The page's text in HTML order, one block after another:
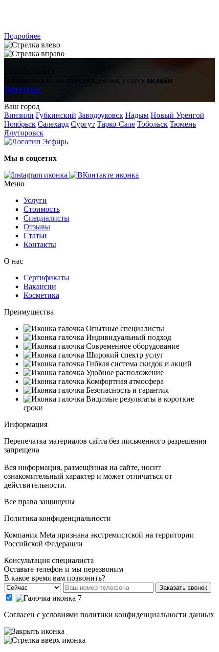
Подробнее
Запишитесь на интересующую вас услугу онлайн
Записаться
Ваш город
Винзили Губкинский Заводоуковск Надым Новый Уренгой
Ноябрьск Салехард Сургут Тарко-Сале Тобольск Тюмень
Ялуторовск
Мы в соцсетях
Меню
Услуги
Стоимость
Специалисты
Отзывы
Статьи
Контакты
О нас
Сертификаты
Вакансии
Косметика
Преимущества
Опытные специалисты
Индивидуальный подход
Современное оборудование
Широкий спектр услуг
Гибкая система скидок и акций
Удобное расположение
Комфортная атмосфера
Безопасность и гарантия
Видимые результаты в короткие
сроки
Информация
Перепечатка материалов сайта без письменного разрешения
запрещена
Вся информация, размещённая на сайте, носит
ознакомительный характер и может отличаться от
действительности.
Все права защищены
Политика конфиденциальности
Компания Meta признана экстремистской на территории
Российской Федерации
Консультация специалиста
Оставьте телефон и мы перезвоним
В какое время вам позвонить?
Заказать звонок
Cогласен с условиями политики конфиденциальности данных